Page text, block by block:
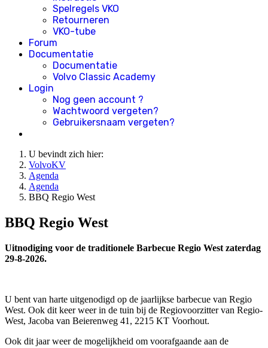
Spelregels VKO
Retourneren
VKO-tube
Forum
Documentatie
Documentatie
Volvo Classic Academy
Login
Nog geen account ?
Wachtwoord vergeten?
Gebruikersnaam vergeten?
U bevindt zich hier:
VolvoKV
Agenda
Agenda
BBQ Regio West
BBQ Regio West
Uitnodiging voor de traditionele Barbecue Regio West zaterdag
29-8-2026.
U bent van harte uitgenodigd op de jaarlijkse barbecue van Regio
West. Ook dit keer weer in de tuin bij de Regiovoorzitter van Regio-
West, Jacoba van Beierenweg 41, 2215 KT Voorhout.
Ook dit jaar weer de mogelijkheid om voorafgaande aan de